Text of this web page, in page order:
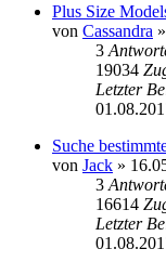
Plus Size
von Cassandra
3
19034
Letzter
Suche
von Jack »
3
16614
Letzter